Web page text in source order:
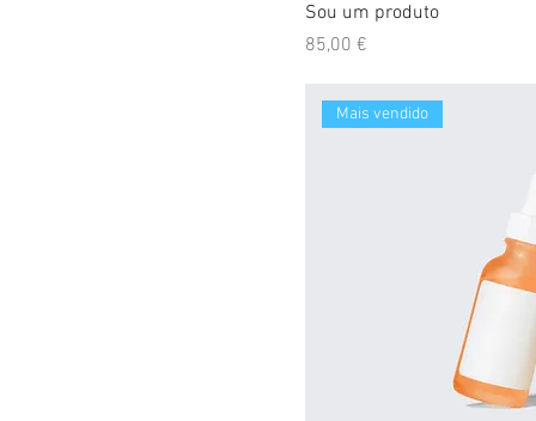
Sou um produto
Preço
85,00 €
Mais vendido